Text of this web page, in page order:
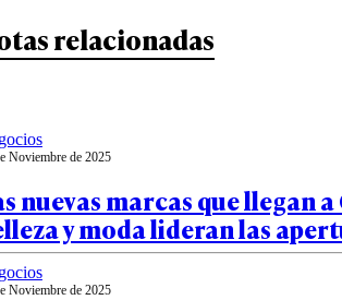
relacionadas
Noviembre de 2025
nuevas marcas que llegan
y moda lideran las
Noviembre de 2025